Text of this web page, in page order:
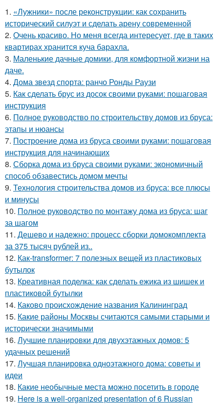
1. «Лужники» после реконструкции: как сохранить
исторический силуэт и сделать арену современной
2. Очень красиво. Но меня всегда интересует, где в таких
квартирах хранится куча барахла.
3. Маленькие дачные домики, для комфортной жизни на
даче.
4. Дома звезд спорта: ранчо Ронды Раузи
5. Как сделать брус из досок своими руками: пошаговая
инструкция
6. Полное руководство по строительству домов из бруса:
этапы и нюансы
7. Построение дома из бруса своими руками: пошаговая
инструкция для начинающих
8. Сборка дома из бруса своими руками: экономичный
способ обзавестись домом мечты
9. Технология строительства домов из бруса: все плюсы
и минусы
10. Полное руководство по монтажу дома из бруса: шаг
за шагом
11. Дешево и надежно: процесс сборки домокомплекта
за 375 тысяч рублей из..
12. Как-transformer: 7 полезных вещей из пластиковых
бутылок
13. Креативная поделка: как сделать ежика из шишек и
пластиковой бутылки
14. Каково происхождение названия Калининград
15. Какие районы Москвы считаются самыми старыми и
исторически значимыми
16. Лучшие планировки для двухэтажных домов: 5
удачных решений
17. Лучшая планировка одноэтажного дома: советы и
идеи
18. Какие необычные места можно посетить в городе
19. Here is a well-organized presentation of 6 Russian